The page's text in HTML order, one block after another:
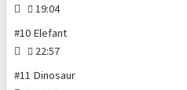
19:04
#10 Elefant
22:57
#11 Dinosaur